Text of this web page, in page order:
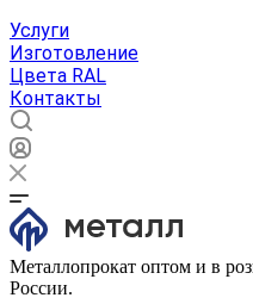
Услуги
Изготовление
Цвета RAL
Контакты
Металлопрокат оптом и в
России.